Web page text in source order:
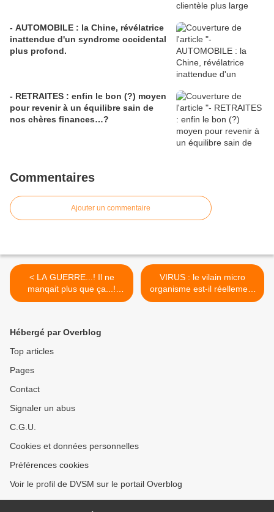
- AUTOMOBILE : la Chine, révélatrice
inattendue d'un syndrome occidental
plus profond.
- RETRAITES : enfin le bon (?) moyen
pour revenir à un équilibre sain de
nos chères finances…?
Commentaires
Ajouter un commentaire
< LA GUERRE...! Il ne
manqait plus que ça...!
Crises, conflits, Poutine a
VIRUS : le vilain micro
organisme est-il réellement
vaincu, ou est-t-il seulement
Hébergé par Overblog
Top articles
Pages
Contact
Signaler un abus
C.G.U.
Cookies et données personnelles
Préférences cookies
Voir le profil de DVSM sur le portail Overblog